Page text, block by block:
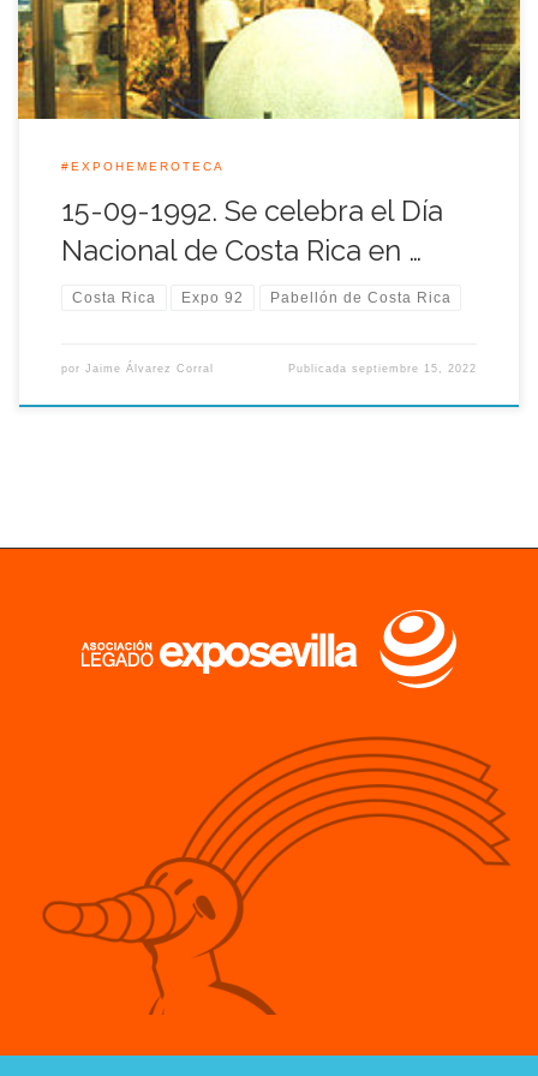
#EXPOHEMEROTECA
15-09-1992. Se celebra el Día
Nacional de Costa Rica en …
Costa Rica Expo 92 Pabellón de Costa Rica
por Jaime Álvarez Corral Publicadaseptiembre 15, 2022